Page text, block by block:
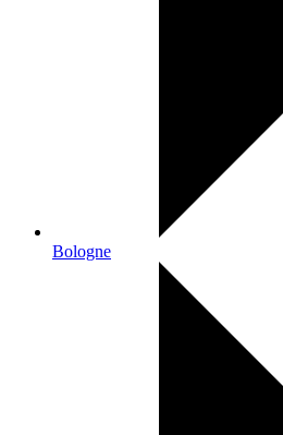
Bologne